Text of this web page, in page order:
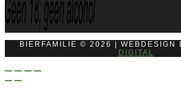
BIERFAMILIE © 2026 | WEBDESIGN
DIGITAL